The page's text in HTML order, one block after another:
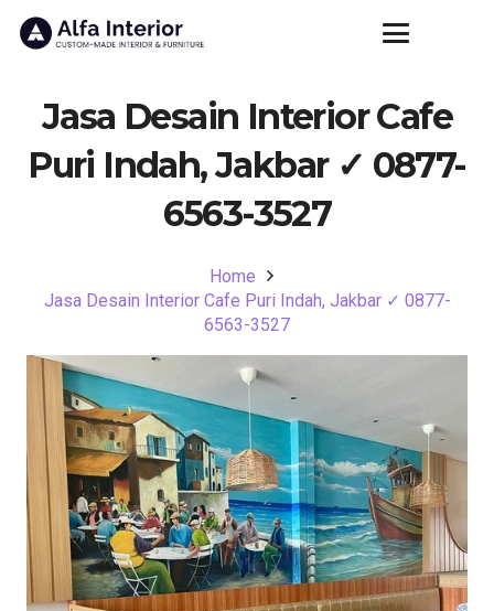
Jasa Desain Interior Cafe
Puri Indah, Jakbar ✓ 0877-
6563-3527
Home
Jasa Desain Interior Cafe Puri Indah, Jakbar ✓ 0877-
6563-3527